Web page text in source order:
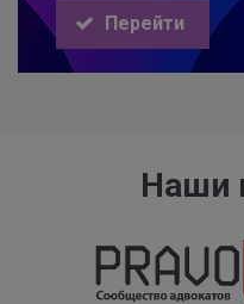
Перейти
Наши